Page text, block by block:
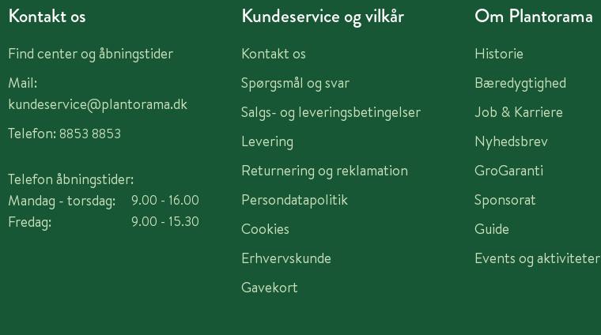
Kontakt os
Find center og åbningstider
Mail:
kundeservice@plantorama.dk
Telefon: 8853 8853
Telefon åbningstider:
Mandag - torsdag:
Fredag:
9.00 - 16.00
9.00 - 15.30
Kundeservice og vilkår
Kontakt os
Spørgsmål og svar
Salgs- og leveringsbetingelser
Levering
Returnering og reklamation
Persondatapolitik
Cookies
Erhvervskunde
Gavekort
Om Plantorama
Historie
Bæredygtighed
Job & Karriere
Nyhedsbrev
GroGaranti
Sponsorat
Guide
Events og aktiviteter